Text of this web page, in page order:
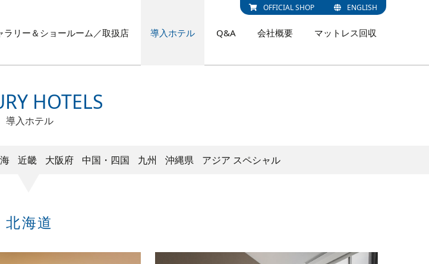
OFFICIAL SHOP ENGLISH
ラリー＆ショールーム／取扱店 導入ホテル Q&A 会社概要 マットレス回収
HOTELS
導入ホテル
近畿 大阪府 中国・四国 九州 沖縄県 アジア スペシャル
北海道